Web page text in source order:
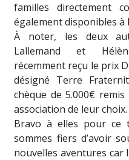
familles directement
également disponibles à
À noter, les deux
Lallemand et
récemment reçu le prix
désigné Terre
chèque de 5.000€
association de leur choix.
Bravo à elles pour ce
sommes fiers d’avoir
nouvelles aventures car